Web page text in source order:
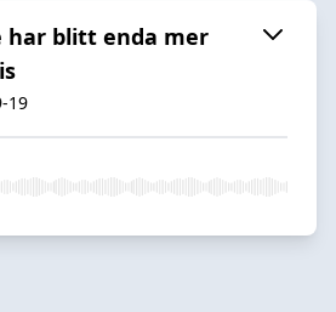
har blitt enda mer
19